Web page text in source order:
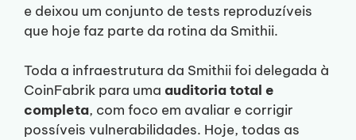
e deixou um conjunto de tests reproduzíveis
que hoje faz parte da rotina da Smithii.
Toda a infraestrutura da Smithii foi delegada à
CoinFabrik para uma auditoria total e
completa, com foco em avaliar e corrigir
possíveis vulnerabilidades. Hoje, todas as